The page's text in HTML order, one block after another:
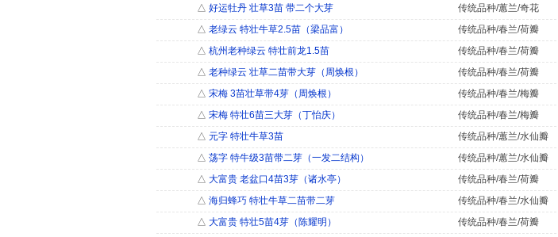
△ 好运牡丹 壮草3苗 带二个大芽 传统品种/蕙兰/奇花
△ 老绿云 特壮牛草2.5苗（梁品富） 传统品种/春兰/荷瓣
△ 杭州老种绿云 特壮前龙1.5苗 传统品种/春兰/荷瓣
△ 老种绿云 壮草二苗带大芽（周焕根） 传统品种/春兰/荷瓣
△ 宋梅 3苗壮草带4芽（周焕根） 传统品种/春兰/梅瓣
△ 宋梅 特壮6苗三大芽（丁怡庆） 传统品种/春兰/梅瓣
△ 元字 特壮牛草3苗 传统品种/蕙兰/水仙瓣
△ 荡字 特牛级3苗带二芽（一发二结构） 传统品种/蕙兰/水仙瓣
△ 大富贵 老盆口4苗3芽（诸水亭） 传统品种/春兰/荷瓣
△ 海归蜂巧 特壮牛草二苗带二芽 传统品种/春兰/水仙瓣
△ 大富贵 特壮5苗4芽（陈耀明） 传统品种/春兰/荷瓣